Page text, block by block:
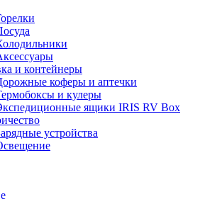
и контейнеры
коферы и аптечки
и кулеры
ящики IRIS RV Box
устройства